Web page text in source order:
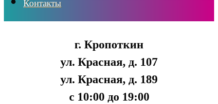
Контакты
г. Кропоткин
ул. Красная, д. 107
ул. Красная, д. 189
с 10:00 до 19:00